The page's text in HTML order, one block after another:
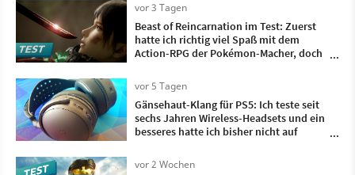
vor 3 Tagen
Beast of Reincarnation im Test: Zuerst
hatte ich richtig viel Spaß mit dem
Action-RPG der Pokémon-Macher, doch
vorbei ist
vor 5 Tagen
Gänsehaut-Klang für PS5: Ich teste seit
sechs Jahren Wireless-Headsets und ein
besseres hatte ich bisher nicht auf
vor 2 Wochen